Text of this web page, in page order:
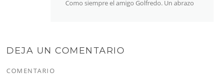
Como siempre el amigo Golfredo. Un abrazo
DEJA UN COMENTARIO
COMENTARIO